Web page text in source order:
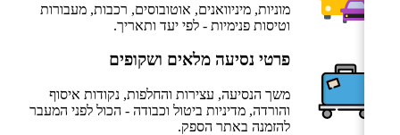
מוניות, מיניוואנים, אוטובוסים, רכבות, מעבורות
וטיסות פנימיות - לפי יעד ותאריך.
פרטי נסיעה מלאים ושקופים
משך הנסיעה, עצירות והחלפות, נקודות איסוף
והורדה, מדיניות ביטול וכבודה - הכול לפני המעבר
להזמנה באתר הספק.